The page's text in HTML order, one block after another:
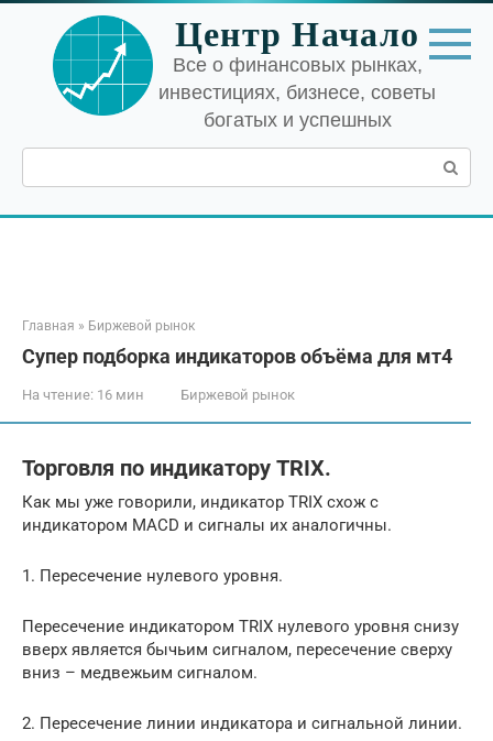
Перейти
контенту
Центр Начало
Все о финансовых рынках,
инвестициях, бизнесе, советы
богатых и успешных
Поиск:
Главная » Биржевой рынок
Супер подборка индикаторов объёма для мт4
На чтение: 16 мин Биржевой рынок
Торговля по индикатору TRIX.
Как мы уже говорили, индикатор TRIX схож с
индикатором MACD и сигналы их аналогичны.
1. Пересечение нулевого уровня.
Пересечение индикатором TRIX нулевого уровня снизу
вверх является бычьим сигналом, пересечение сверху
вниз – медвежьим сигналом.
2. Пересечение линии индикатора и сигнальной линии.